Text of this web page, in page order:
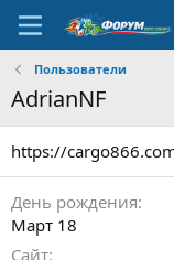
Пользователи
AdrianNF
https://
День рождения
Март 18
Сайт